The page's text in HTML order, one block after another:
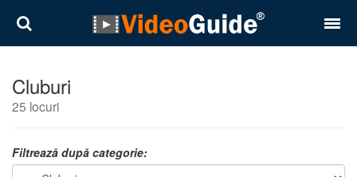
Cluburi
25 locuri
Filtrează după categorie: